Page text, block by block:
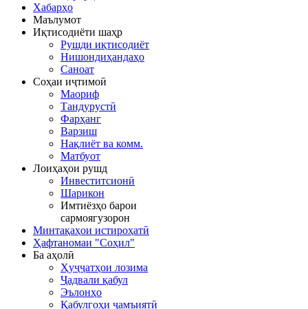
Хабарҳо
Маълумот
Иқтисодиёти шаҳр
Рушди иқтисодиёт
Нишондиҳандаҳо
Саноат
Соҳаи иҷтимоӣ
Маориф
Тандурустӣ
Фарҳанг
Варзиш
Нақлиёт ва комм.
Матбуот
Лоиҳаҳои рушд
Инвеститсионӣ
Шарикон
Имтиёзҳо барои
сармоягузорон
Минтақаҳои истироҳатӣ
Ҳафтаномаи "Соҳил"
Ба аҳолӣ
Ҳуҷҷатҳои лозима
Ҷадвали қабул
Эълонҳо
Қабулгоҳи ҷамъиятӣ